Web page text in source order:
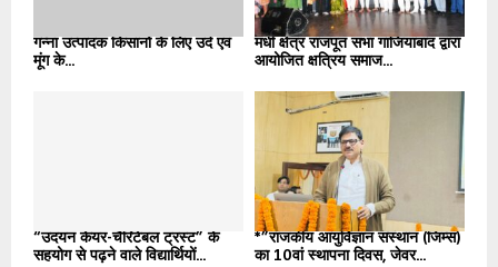
गन्ना उत्पादक किसानों के लिए उर्द एवं
मूंग के...
मधी क्षेत्र राजपूत सभा गाजियाबाद द्वारा
आयोजित क्षत्रिय समाज...
“उदयन केयर-चैरिटेबल ट्रस्ट” के
सहयोग से पढ़ने वाले विद्यार्थियों...
*”राजकीय आयुर्विज्ञान संस्थान (जिम्स)
का 10वां स्थापना दिवस, जेवर...